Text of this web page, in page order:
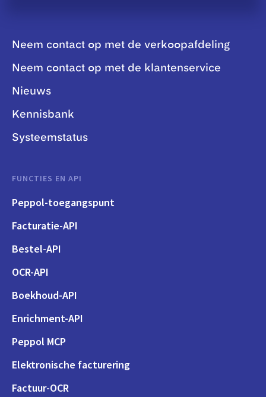
Neem contact op met de verkoopafdeling
Neem contact op met de klantenservice
Nieuws
Kennisbank
Systeemstatus
FUNCTIES EN API
Peppol-toegangspunt
Facturatie-API
Bestel-API
OCR-API
Boekhoud-API
Enrichment-API
Peppol MCP
Elektronische facturering
Factuur-OCR